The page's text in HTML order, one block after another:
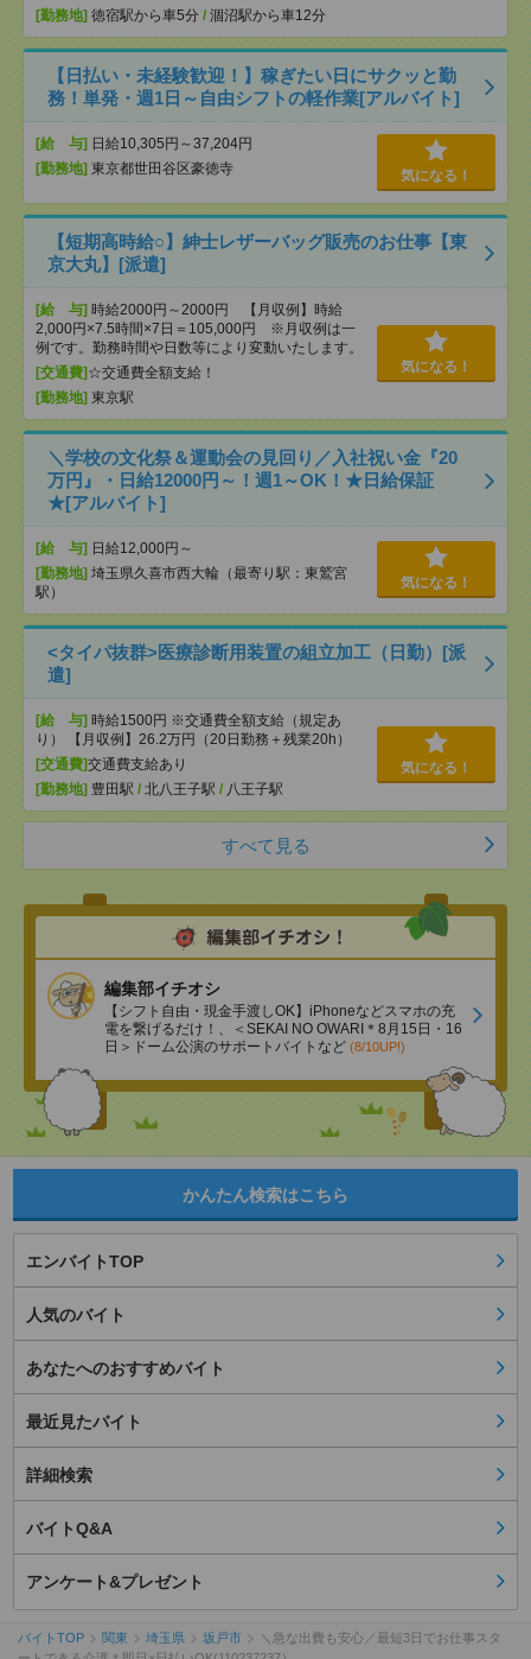
[勤務地] 徳宿駅から車5分 / 涸沼駅から車12分
【日払い・未経験歓迎！】稼ぎたい日にサクッと勤
務！単発・週1日～自由シフトの軽作業[アルバイト]
[給 与] 日給10,305円～37,204円
[勤務地] 東京都世田谷区豪徳寺 気になる！
【短期高時給○】紳士レザーバッグ販売のお仕事【東
京大丸】[派遣]
[給 与] 時給2000円～2000円 【月収例】時給
2,000円×7.5時間×7日＝105,000円 ※月収例は一
例です。勤務時間や日数等により変動いたします。
[交通費] ☆交通費全額支給！
[勤務地] 東京駅
気になる！
＼学校の文化祭＆運動会の見回り／入社祝い金『20
万円』・日給12000円～！週1～OK！★日給保証
★[アルバイト]
[給 与] 日給12,000円～
[勤務地] 埼玉県久喜市西大輪（最寄り駅：東鷲宮
駅）
気になる！
<タイパ抜群>医療診断用装置の組立加工（日勤）[派
遣]
[給 与] 時給1500円 ※交通費全額支給（規定あ
り） 【月収例】26.2万円（20日勤務＋残業20h）
[交通費]交通費支給あり
[勤務地] 豊田駅 / 北八王子駅 / 八王子駅
気になる！
すべて見る
編集部イチオシ
【シフト自由・現金手渡しOK】iPhoneなどスマホの充
電を繋げるだけ！、＜SEKAI NO OWARI＊8月15日・16
日＞ドーム公演のサポートバイトなど (8/10UP!)
かんたん検索はこちら
エンバイトTOP
人気のバイト
あなたへのおすすめバイト
最近見たバイト
詳細検索
バイトQ&A
アンケート&プレゼント
バイトTOP 関東 埼玉県 坂戸市
＼急な出費も安心／最短3日でお仕事スタ